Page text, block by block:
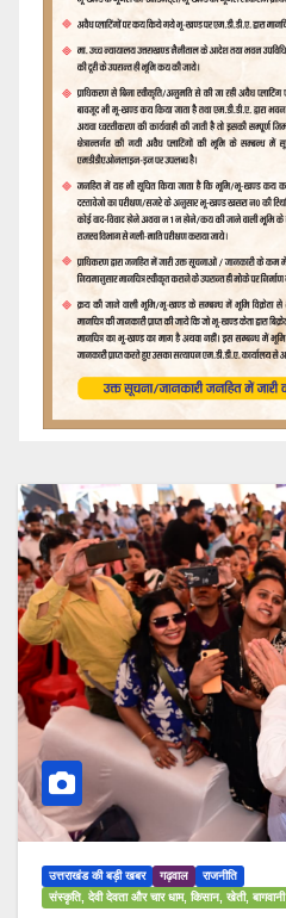
उत्तराखंड की बड़ी खबर गढ़वाल
राजनीति
संस्कृति, देवी देवता और चार धाम, किसान, खेती, बागवानी